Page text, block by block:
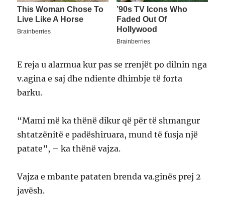
E reja u alarmua kur pas se rrenjët po dilnin nga
v.agina e saj dhe ndiente dhimbje të forta
barku.
“Mami më ka thënë dikur që për të shmangur
shtatzënitë e padëshiruara, mund të fusja një
patate”, – ka thënë vajza.
Vajza e mbante pataten brenda va.ginës prej 2
javësh.